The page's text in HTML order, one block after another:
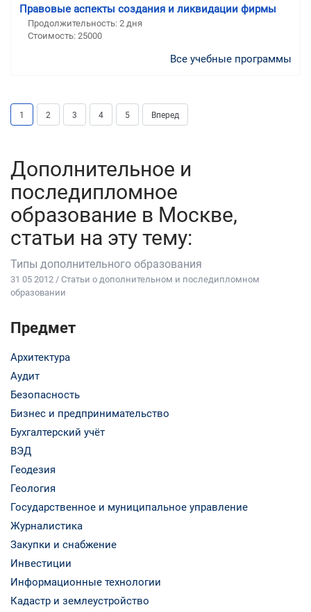
Правовые аспекты создания и ликвидации фирмы
Продолжительность: 2 дня
Стоимость: 25000
Все учебные программы
1 2 3 4 5 Вперед
Дополнительное и
последипломное
образование в Москве,
статьи на эту тему:
Типы дополнительного образования
31 05 2012 / Статьи о дополнительном и последипломном
образовании
Предмет
Архитектура
Аудит
Безопасность
Бизнес и предпринимательство
Бухгалтерский учёт
ВЭД
Геодезия
Геология
Государственное и муниципальное управление
Журналистика
Закупки и снабжение
Инвестиции
Информационные технологии
Кадастр и землеустройство